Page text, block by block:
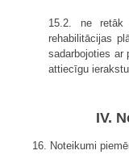
15.2. ne retāk
rehabilitācijas
sadarbojoties ar
attiecīgu
IV.
16. Noteikumi